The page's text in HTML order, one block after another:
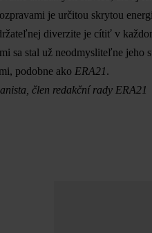
je určitou skrytou
diverzite je cítiť v
sa stal už neodmysliteľne
podobne ako ERA21.
člen redakční rady ERA21